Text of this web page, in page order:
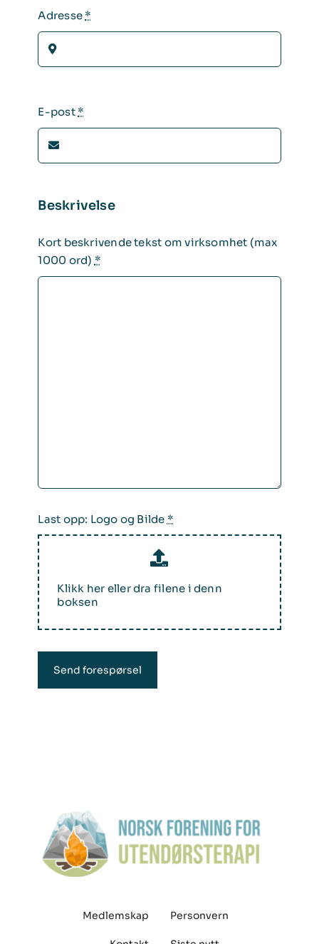
Adresse *
E-post *
Beskrivelse
Kort beskrivende tekst om virksomhet (max
1000 ord) *
Last opp: Logo og Bilde *
Klikk her eller dra filene i denn
boksen
Send forespørsel
Medlemskap Personvern